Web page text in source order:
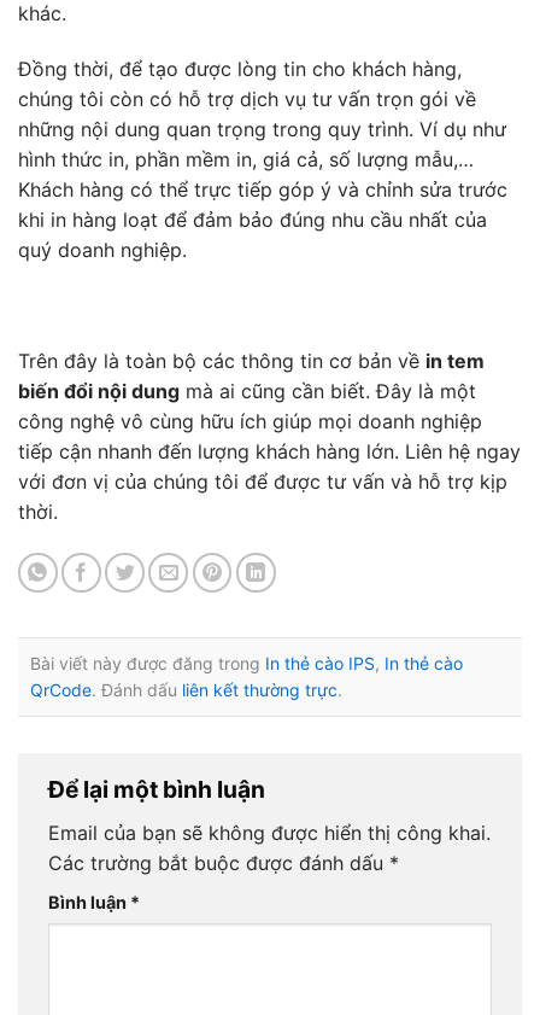
khác.
Đồng thời, để tạo được lòng tin cho khách hàng,
chúng tôi còn có hỗ trợ dịch vụ tư vấn trọn gói về
những nội dung quan trọng trong quy trình. Ví dụ như
hình thức in, phần mềm in, giá cả, số lượng mẫu,…
Khách hàng có thể trực tiếp góp ý và chỉnh sửa trước
khi in hàng loạt để đảm bảo đúng nhu cầu nhất của
quý doanh nghiệp.
Trên đây là toàn bộ các thông tin cơ bản về in tem
biến đổi nội dung mà ai cũng cần biết. Đây là một
công nghệ vô cùng hữu ích giúp mọi doanh nghiệp
tiếp cận nhanh đến lượng khách hàng lớn. Liên hệ ngay
với đơn vị của chúng tôi để được tư vấn và hỗ trợ kịp
thời.
Bài viết này được đăng trong In thẻ cào IPS, In thẻ cào
QrCode. Đánh dấu liên kết thường trực.
Để lại một bình luận
Email của bạn sẽ không được hiển thị công khai.
Các trường bắt buộc được đánh dấu *
Bình luận *